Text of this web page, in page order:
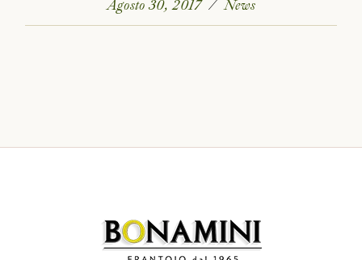
Agosto 30, 2017 News